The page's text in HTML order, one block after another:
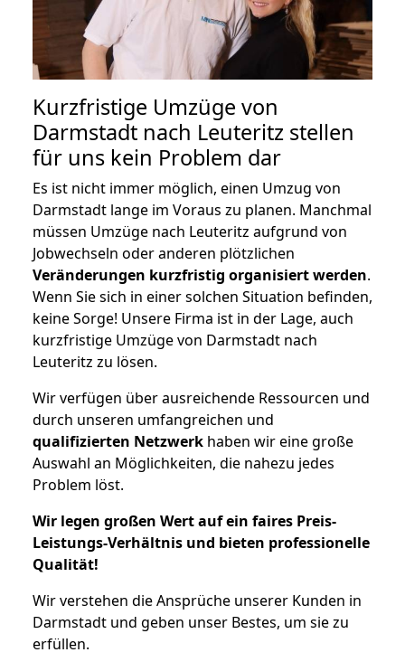
Kurzfristige Umzüge von
Darmstadt nach Leuteritz stellen
für uns kein Problem dar
Es ist nicht immer möglich, einen Umzug von
Darmstadt lange im Voraus zu planen. Manchmal
müssen Umzüge nach Leuteritz aufgrund von
Jobwechseln oder anderen plötzlichen
Veränderungen kurzfristig organisiert werden.
Wenn Sie sich in einer solchen Situation befinden,
keine Sorge! Unsere Firma ist in der Lage, auch
kurzfristige Umzüge von Darmstadt nach
Leuteritz zu lösen.
Wir verfügen über ausreichende Ressourcen und
durch unseren umfangreichen und
qualifizierten Netzwerk haben wir eine große
Auswahl an Möglichkeiten, die nahezu jedes
Problem löst.
Wir legen großen Wert auf ein faires Preis-
Leistungs-Verhältnis und bieten professionelle
Qualität!
Wir verstehen die Ansprüche unserer Kunden in
Darmstadt und geben unser Bestes, um sie zu
erfüllen.